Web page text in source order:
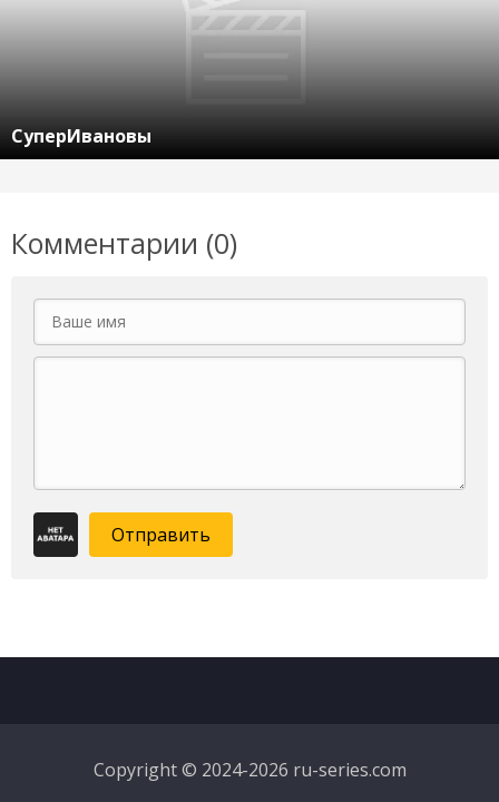
СуперИвановы
Комментарии (0)
Отправить
Copyright © 2024-2026 ru-series.com